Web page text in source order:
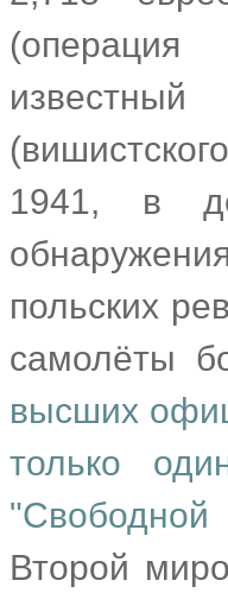
1941, в
польских
самолёты
высших
только
Второй